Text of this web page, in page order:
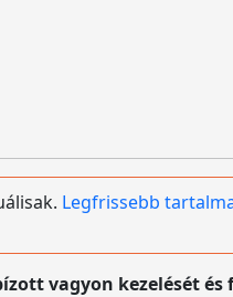
Legfrissebb
vagyon kezelését és